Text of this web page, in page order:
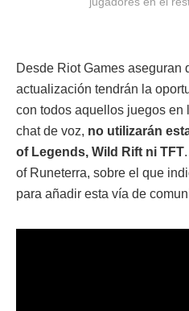
Desde Riot Games aseguran
actualización tendrán la
con todos aquellos juegos en
chat de voz, no utilizarán
of Legends, Wild Rift ni TFT
of Runeterra, sobre el que
para añadir esta vía de